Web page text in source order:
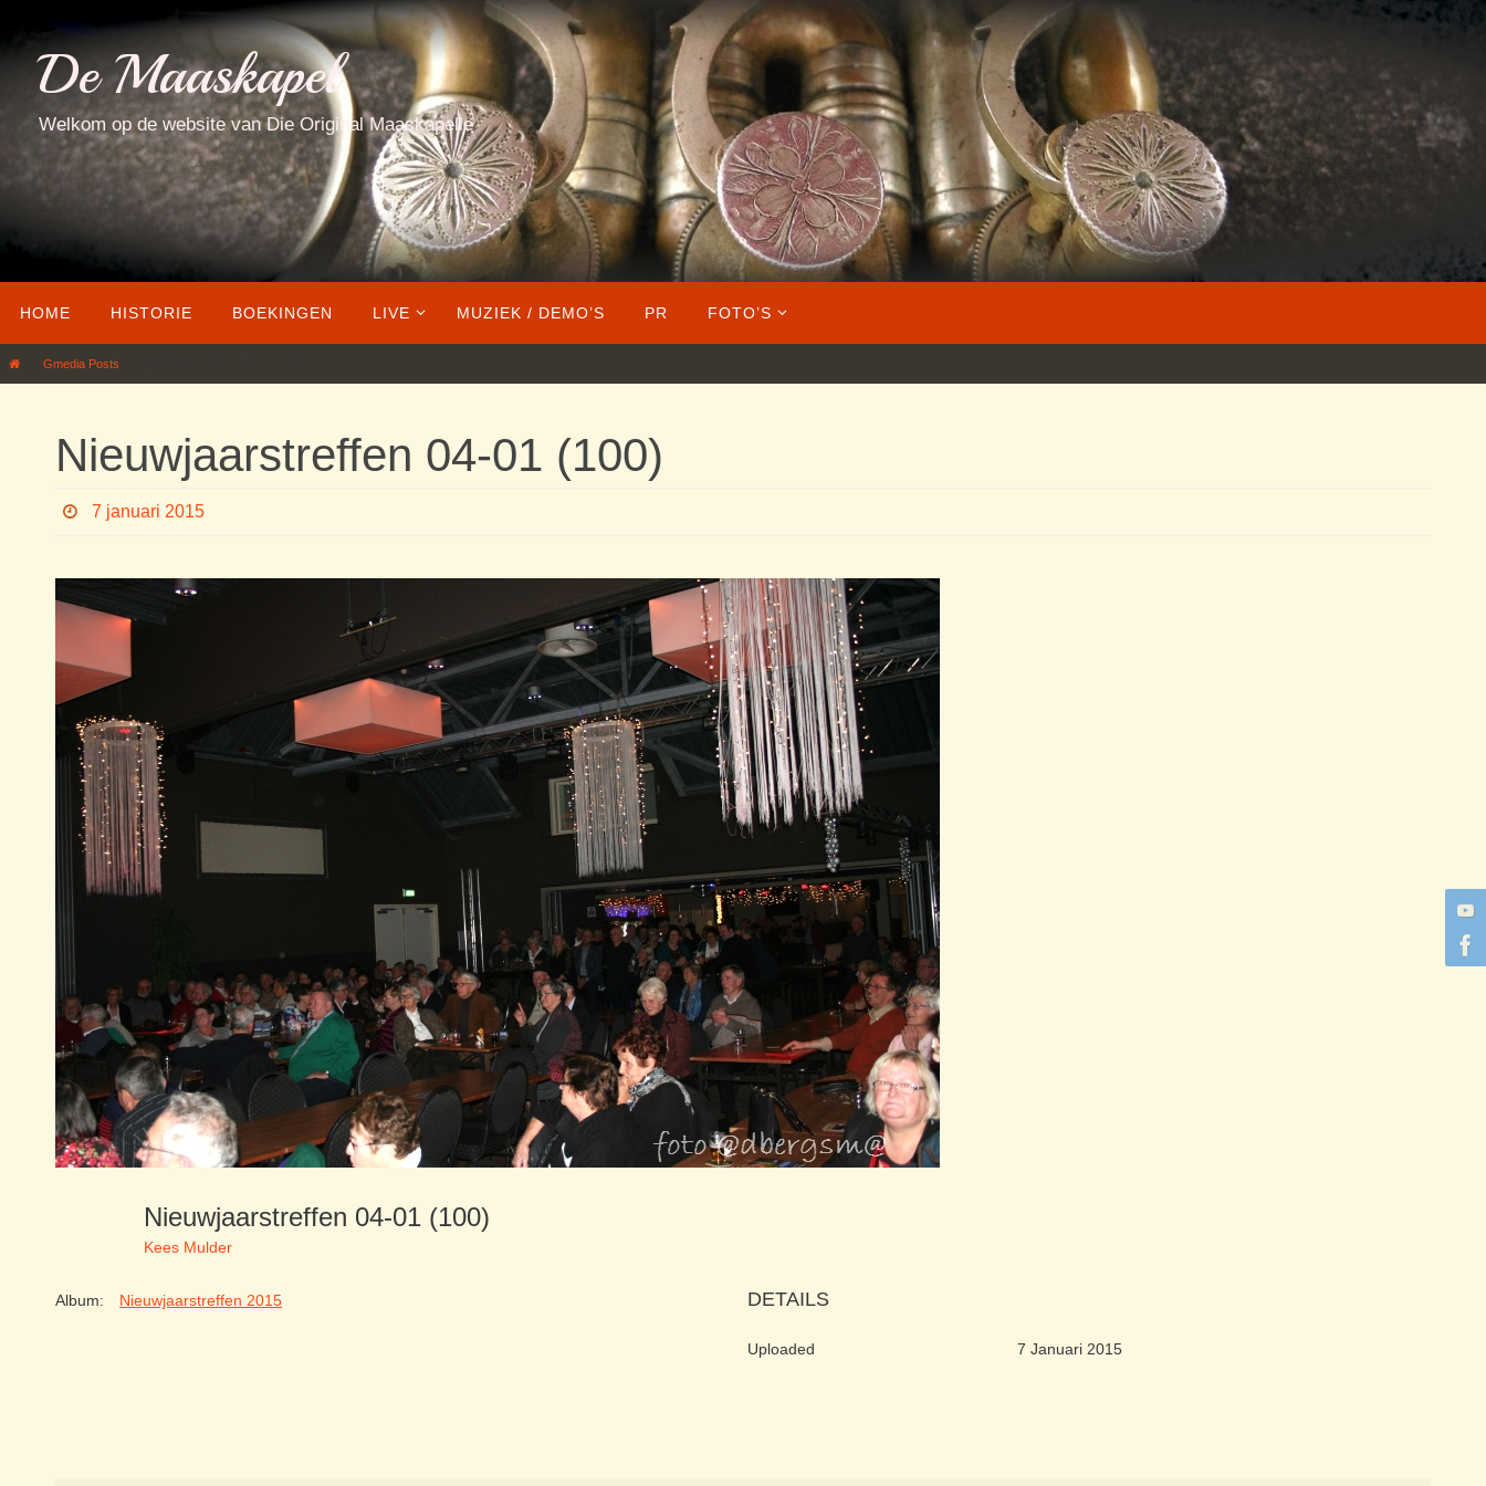
inhoudDe Maaskapel
Welkom op de website van Die Original Maaskapelle
naar
de
HOME HISTORIE BOEKINGEN LIVE MUZIEK / DEMO’S PR FOTO’S
HomeGmedia Posts
Nieuwjaarstreffen 04-01 (100)
7 januari 2015
Nieuwjaarstreffen 04-01 (100)
Kees Mulder
Album: Nieuwjaarstreffen 2015 DETAILS
Uploaded 7 Januari 2015